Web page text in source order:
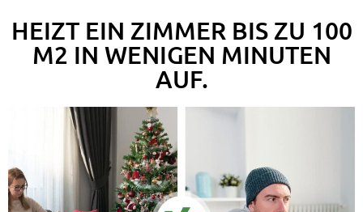
HEIZT EIN ZIMMER BIS ZU 100
M2 IN WENIGEN MINUTEN
AUF.